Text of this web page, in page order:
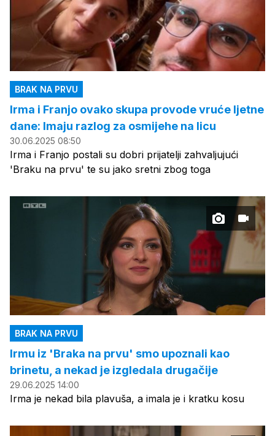
BRAK NA PRVU
Irma i Franjo ovako skupa provode vruće ljetne
dane: Imaju razlog za osmijehe na licu
30.06.2025 08:50
Irma i Franjo postali su dobri prijatelji zahvaljujući
'Braku na prvu' te su jako sretni zbog toga
BRAK NA PRVU
Irmu iz 'Braka na prvu' smo upoznali kao
brinetu, a nekad je izgledala drugačije
29.06.2025 14:00
Irma je nekad bila plavuša, a imala je i kratku kosu